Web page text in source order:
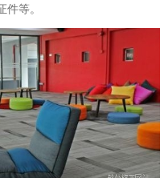
等。